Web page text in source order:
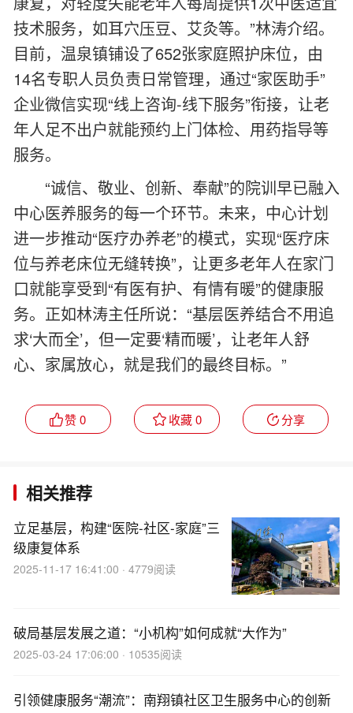
技术服务，如耳穴压豆、艾灸等。”林涛介绍。
目前，温泉镇铺设了652张家庭照护床位，由
14名专职人员负责日常管理，通过“家医助手”
企业微信实现“线上咨询-线下服务”衔接，让老
年人足不出户就能预约上门体检、用药指导等
服务。
“诚信、敬业、创新、奉献”的院训早已融入
中心医养服务的每一个环节。未来，中心计划
进一步推动“医疗办养老”的模式，实现“医疗床
位与养老床位无缝转换”，让更多老年人在家门
口就能享受到“有医有护、有情有暖”的健康服
务。正如林涛主任所说：“基层医养结合不用追
求‘大而全’，但一定要‘精而暖’，让老年人舒
心、家属放心，就是我们的最终目标。”
赞 0 收藏 0 分享
相关推荐
立足基层，构建“医院-社区-家庭”三
级康复体系
2025-11-17 16:41:00 · 4779阅读
破局基层发展之道：“小机构”如何成就“大作为”
2025-03-24 17:06:00 · 10535阅读
引领健康服务“潮流”：南翔镇社区卫生服务中心的创新